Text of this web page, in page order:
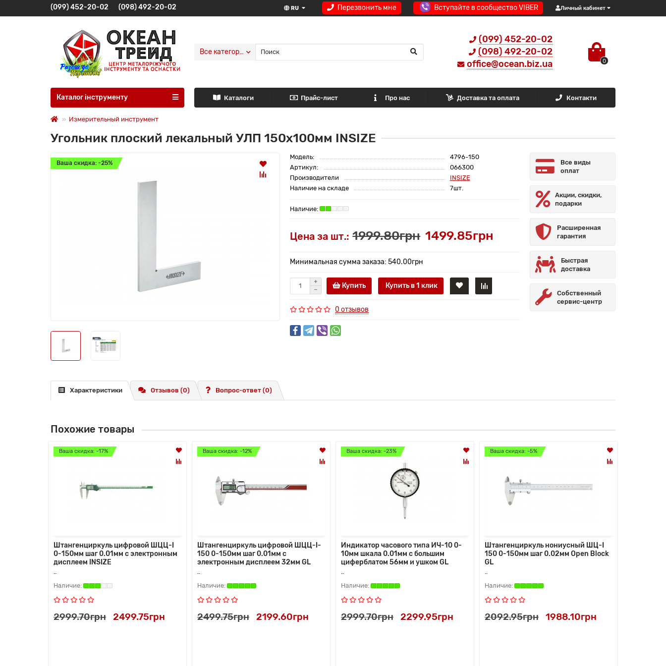
Перезвонить мне Вступайте в сообщество VIBER Личный кабинет
RU
(099) 452-20-02 (098) 492-20-02
(099) 452-20-02
(098) 492-20-02
office@ocean.biz.ua
0
Все категории
Каталог інструменту Каталоги Прайс-лист Про нас Доставка та оплата Контакти
Измерительный инструмент
Угольник плоский лекальный УЛП 150х100мм INSIZE
Ваша скидка: -25%
Модель:
4796-150
Артикул:
066300
Производители
INSIZE
Наличие на складе
7шт.
Цена за шт.: 1999.80грн 1499.85грн
Минимальная сумма заказа: 540.00грн
Купить Купить в 1 клик
0 отзывов
Все виды
оплат
Акции, скидки,
подарки
Расширенная
гарантия
Быстрая
доставка
Собственный
сервис-центр
Характеристики Отзывов (0) Вопрос-ответ (0)
Похожие товары
Ваша скидка: -17%
Штангенциркуль цифровой ШЦЦ-I
0-150мм шаг 0.01мм с электронным
дисплеем INSIZE
..
2999.70грн 2499.75грн
Ваша скидка: -12%
Штангенциркуль цифровой ШЦЦ-I-
150 0-150мм шаг 0.01мм с
электронным дисплеем 32мм GL
..
2499.75грн 2199.60грн
Ваша скидка: -23%
Индикатор часового типа ИЧ-10 0-
10мм шкала 0.01мм с большим
циферблатом 56мм и ушком GL
..
2999.70грн 2299.95грн
Ваша скидка: -5%
Штангенциркуль нониусный ШЦ-I
150 0-150мм шаг 0.02мм Open Block
GL
..
2092.95грн 1988.10грн